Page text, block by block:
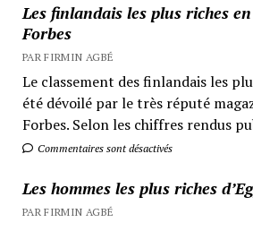
Les finlandais les plus riches
Forbes
PAR FIRMIN AGBÉ
Le classement des finlandais les
été dévoilé par le très réputé
Forbes. Selon les chiffres rendus
Commentaires sont désactivés
Les hommes les plus riches
PAR FIRMIN AGBÉ